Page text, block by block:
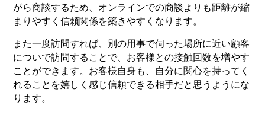
がら商談するため、オンラインでの商談よりも距離が縮
まりやすく信頼関係を築きやすくなります。
また一度訪問すれば、別の用事で伺った場所に近い顧客
についで訪問することで、お客様との接触回数を増やす
ことができます。お客様自身も、自分に関心を持ってく
れることを嬉しく感じ信頼できる相手だと思うようにな
ります。